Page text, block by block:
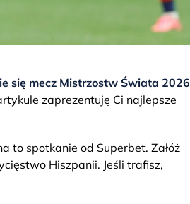
się mecz Mistrzostw Świata 2026
zaprezentuję Ci najlepsze
to spotkanie od Superbet. Załóż
Hiszpanii. Jeśli trafisz,